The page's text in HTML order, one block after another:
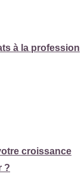
à la profession
croissance
?